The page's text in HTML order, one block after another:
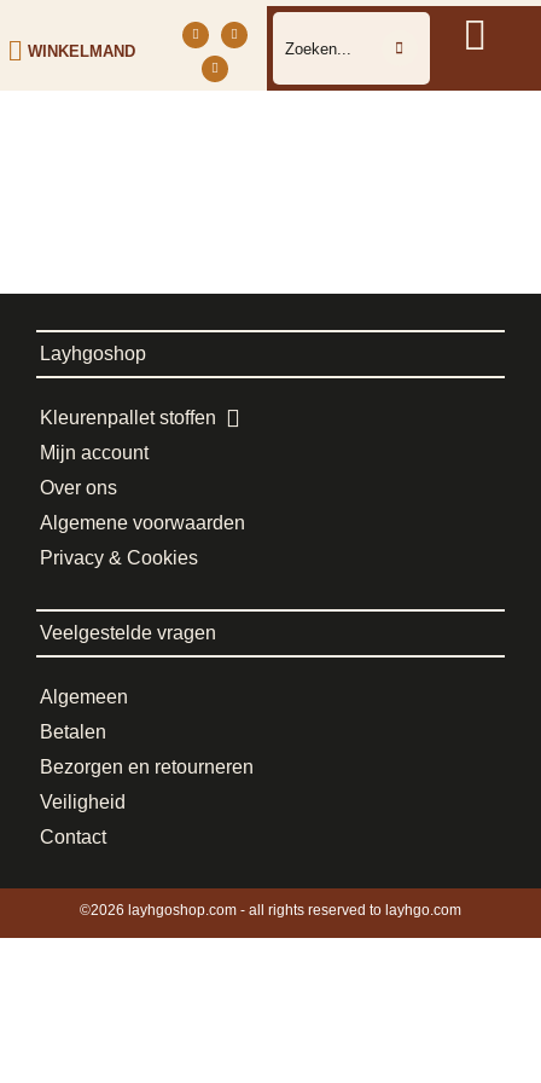
WINKELMAND
Layhgoshop
Kleurenpallet stoffen
Mijn account
Over ons
Algemene voorwaarden
Privacy & Cookies
Veelgestelde vragen
Algemeen
Betalen
Bezorgen en retourneren
Veiligheid
Contact
©2026 layhgoshop.com - all rights reserved to layhgo.com